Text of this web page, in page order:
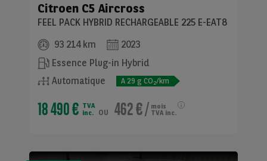
Citroen C5 Aircross
FEEL PACK HYBRID RECHARGEABLE 225 E-EAT8
93 214 km
2023
Essence Plug-in Hybrid
Automatique
A 29 g CO2/km
18 490 € TVA
inc.
ou 462 €/ mois
TVA inc.